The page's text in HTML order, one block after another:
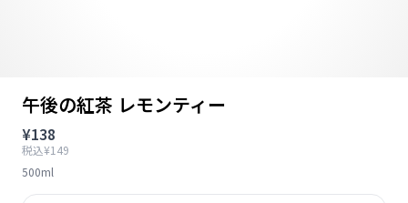
午後の紅茶 レモンティー
¥138
税込¥149
500ml